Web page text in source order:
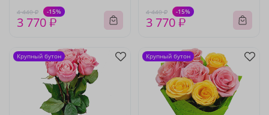
4 440 ₽ -15%
3 770 ₽
4 440 ₽ -15%
3 770 ₽
Крупный бутон Крупный бутон